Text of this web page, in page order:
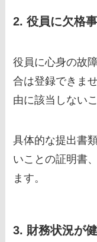
2. 役員に欠格
役員に心身の故
合は登録できま
由に該当しない
具体的な提出書
いことの証明書
ます。
3. 財務状況が